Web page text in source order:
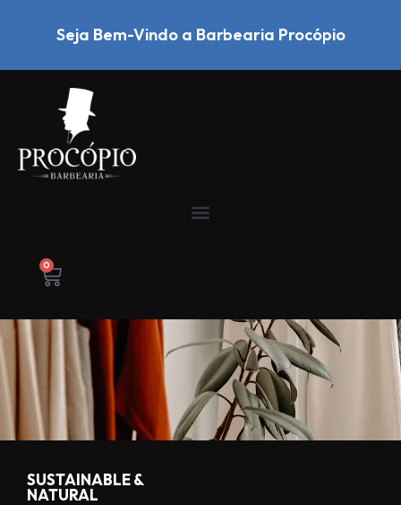
Seja Bem-Vindo a Barbearia Procópio
0
SUSTAINABLE &
NATURAL